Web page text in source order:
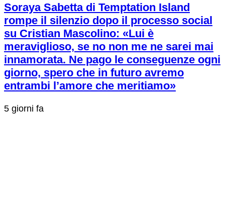
Soraya Sabetta di Temptation Island
rompe il silenzio dopo il processo social
su Cristian Mascolino: «Lui è
meraviglioso, se no non me ne sarei mai
innamorata. Ne pago le conseguenze ogni
giorno, spero che in futuro avremo
entrambi l’amore che meritiamo»
5 giorni fa